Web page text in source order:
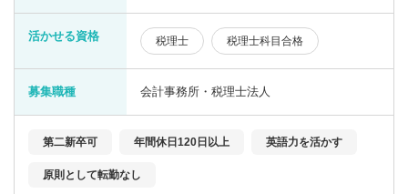
活かせる資格 税理士 税理士科目合格
募集職種 会計事務所・税理士法人
第二新卒可 年間休日120日以上 英語力を活かす
原則として転勤なし